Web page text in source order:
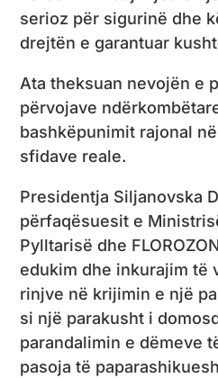
serioz për sigurinë dhe
drejtën e garantuar
Ata theksuan nevojën e
përvojave
bashkëpunimit rajonal
sfidave reale.
Presidentja Siljanovska
përfaqësuesit e
Pylltarisë dhe
edukim dhe inkurajim të
rinjve në krijimin e një
si një parakusht i
parandalimin e dëmeve
pasoja të